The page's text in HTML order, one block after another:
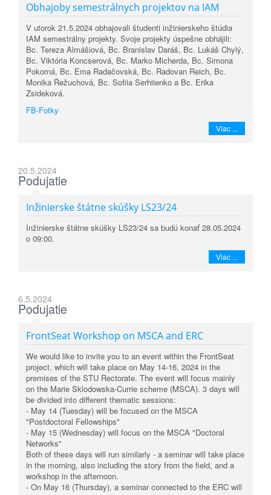
Obhajoby semestrálnych projektov na IAM
V utorok 21.5.2024 obhajovali študenti inžinierskeho štúdia
IAM semestrálny projekty. Svoje projekty úspešne obhájili:
Bc. Tereza Almášiová, Bc. Branislav Daráš, Bc. Lukáš Chylý,
Bc. Viktória Koncserová, Bc. Marko Micherda, Bc. Simona
Pokorná, Bc. Ema Radačovská, Bc. Radovan Reich, Bc.
Monika Řežuchová, Bc. Sofiia Serhiienko a Bc. Erika
Zsideková.
FB-Fotky
Viac ...
20.5.2024
Podujatie
Inžinierske štátne skúšky LS23/24
Inžinierske štátne skúšky LS23/24 sa budú konať 28.05.2024
o 09:00.
Viac ...
6.5.2024
Podujatie
FrontSeat Workshop on MSCA and ERC
We would like to invite you to an event within the FrontSeat
project, which will take place on May 14-16, 2024 in the
premises of the STU Rectorate. The event will focus mainly
on the Marie Sklodowska-Currie scheme (MSCA). 3 days will
be divided into different thematic sessions:
- May 14 (Tuesday) will be focused on the MSCA
"Postdoctoral Fellowships"
- May 15 (Wednesday) will focus on the MSCA "Doctoral
Networks"
Both of these days will run similarly - a seminar will take place
in the morning, also including the story from the field, and a
workshop in the afternoon.
- On May 16 (Thursday), a seminar connected to the ERC will